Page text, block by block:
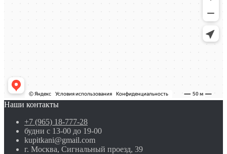
Наши контакты
+7 (965) 18-777-28
будни с 13-00 до 19-00
kupitkani@gmail.com
г. Москва, Сигнальный проезд, 39